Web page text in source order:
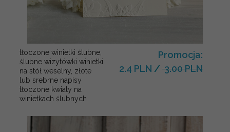
tłoczone winietki ślubne,
ślubne wizytówki winietki
na stół weselny, złote
lub srebrne napisy
tłoczone kwiaty na
winietkach ślubnych
Promocja:
2.4 PLN / 3.00 PLN